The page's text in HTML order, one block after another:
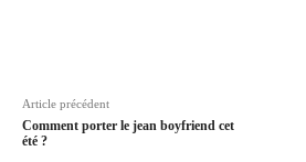
Article précédent
Comment porter le jean boyfriend cet
été ?